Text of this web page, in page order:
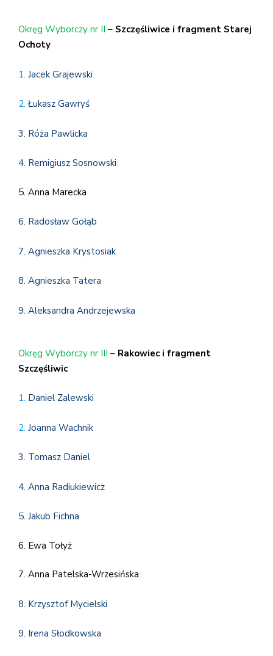
Okręg Wyborczy nr II – Szczęśliwice i fragment Starej
Ochoty
1. Jacek Grajewski
2.Łukasz Gawryś
3. Róża Pawlicka
4. Remigiusz Sosnowski
5. Anna Marecka
6. Radosław Gołąb
7. Agnieszka Krystosiak
8. Agnieszka Tatera
9. Aleksandra Andrzejewska
Okręg Wyborczy nr III – Rakowiec i fragment
Szczęśliwic
1. Daniel Zalewski
2. Joanna Wachnik
3. Tomasz Daniel
4. Anna Radiukiewicz
5. Jakub Fichna
6. Ewa Tołyż
7. Anna Patelska-Wrzesińska
8. Krzysztof Mycielski
9. Irena Słodkowska